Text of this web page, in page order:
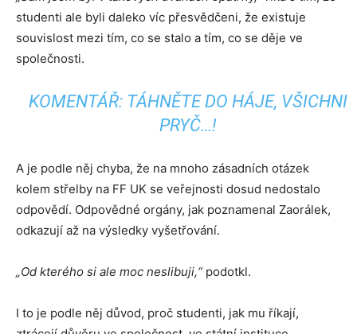
studenti ale byli daleko víc přesvědčeni, že existuje
souvislost mezi tím, co se stalo a tím, co se děje ve
společnosti.
KOMENTÁŘ: TÁHNĚTE DO HÁJE, VŠICHNI
PRYČ…!
A je podle něj chyba, že na mnoho zásadních otázek
kolem střelby na FF UK se veřejnosti dosud nedostalo
odpovědí. Odpovědné orgány, jak poznamenal Zaorálek,
odkazují až na výsledky vyšetřování.
„Od kterého si ale moc neslibuji,“podotkl.
I to je podle něj důvod, proč studenti, jak mu říkají,